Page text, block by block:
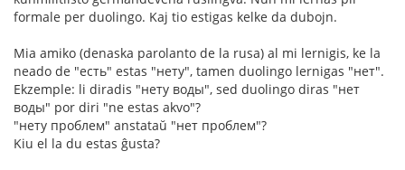
formale per duolingo. Kaj tio estigas kelke da dubojn.
Mia amiko (denaska parolanto de la rusa) al mi lernigis, ke la
neado de "есть" estas "нету", tamen duolingo lernigas "нет".
Ekzemple: li diradis "нету воды", sed duolingo diras "нет
воды" por diri "ne estas akvo"?
"нету проблем" anstataŭ "нет проблем"?
Kiu el la du estas ĝusta?